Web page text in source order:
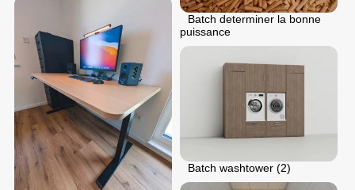
Batch determiner la bonne
puissance
Batch washtower (2)